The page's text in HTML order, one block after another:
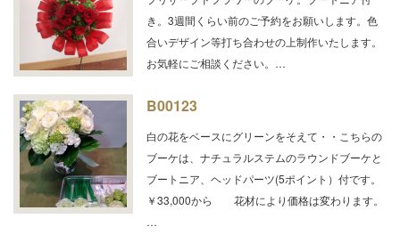
き。3週間くらい前のご予約をお願いします。色
合いデザイン等打ち合わせの上制作いたします。
お気軽にご相談ください。…
B00123
白の花をベースにグリーンをそえて・・こちらの
ブーケは、ナチュラルステムのラウンドブーケと
ブートニア、ヘッドパーツ(5ポイント）付です。
￥33,000から 花材により価格は変わります。
…